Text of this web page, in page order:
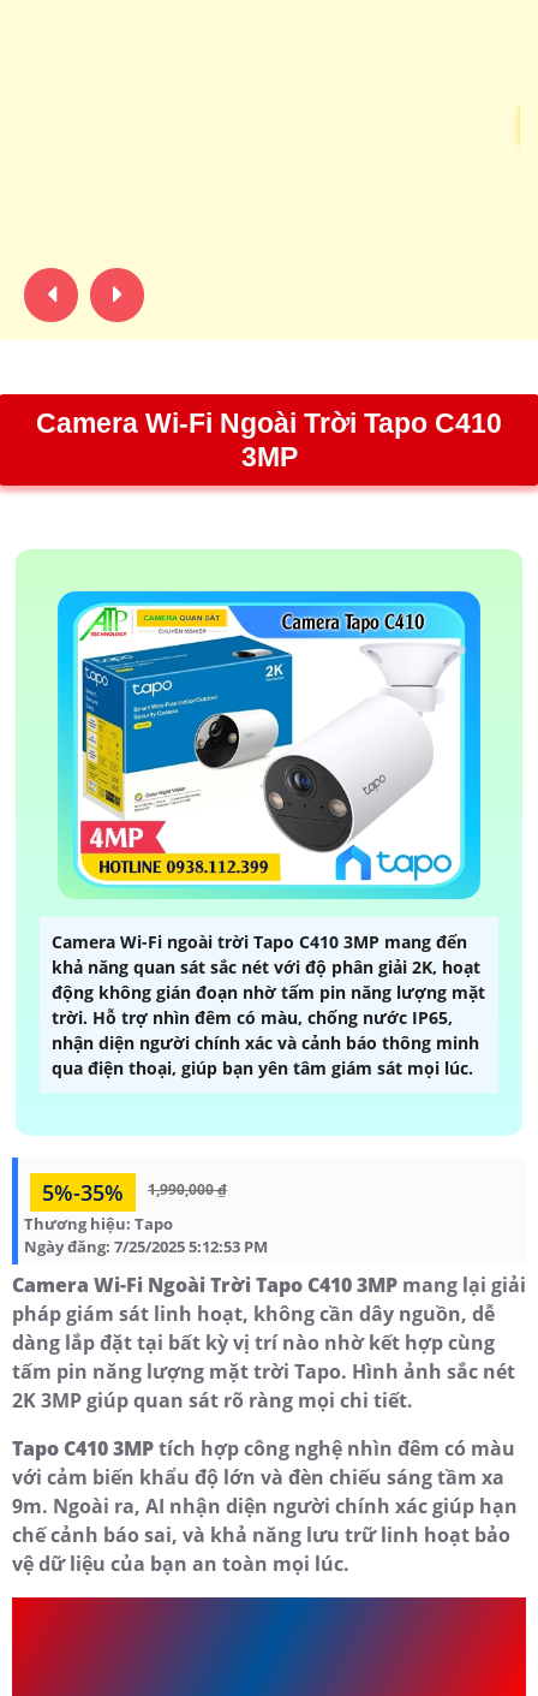
Camera Wi-Fi Ngoài Trời Tapo C410
3MP
Camera Wi-Fi ngoài trời Tapo C410 3MP mang đến
khả năng quan sát sắc nét với độ phân giải 2K, hoạt
động không gián đoạn nhờ tấm pin năng lượng mặt
trời. Hỗ trợ nhìn đêm có màu, chống nước IP65,
nhận diện người chính xác và cảnh báo thông minh
qua điện thoại, giúp bạn yên tâm giám sát mọi lúc.
5%-35% 1,990,000 ₫
Thương hiệu: Tapo
Ngày đăng: 7/25/2025 5:12:53 PM
Camera Wi-Fi Ngoài Trời Tapo C410 3MP mang lại giải
pháp giám sát linh hoạt, không cần dây nguồn, dễ
dàng lắp đặt tại bất kỳ vị trí nào nhờ kết hợp cùng
tấm pin năng lượng mặt trời Tapo. Hình ảnh sắc nét
2K 3MP giúp quan sát rõ ràng mọi chi tiết.
Tapo C410 3MPtích hợp công nghệ nhìn đêm có màu
với cảm biến khẩu độ lớn và đèn chiếu sáng tầm xa
9m. Ngoài ra, AI nhận diện người chính xác giúp hạn
chế cảnh báo sai, và khả năng lưu trữ linh hoạt bảo
vệ dữ liệu của bạn an toàn mọi lúc.